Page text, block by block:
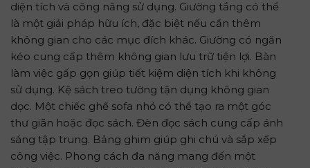
diện tích và công năng sử dụng. Giường tầng có thể
là một giải pháp hữu ích, đặc biệt nếu cần thêm
không gian cho các mục đích khác. Giường có ngăn
kéo cung cấp thêm không gian lưu trữ tiện lợi. Bàn
làm việc gấp gọn giúp tiết kiệm diện tích khi không
sử dụng. Kệ sách treo tường tận dụng không gian
dọc. Một chiếc ghế sofa nhỏ có thể tạo ra một góc
thư giãn hoặc đọc sách. Đèn đọc sách cung cấp ánh
sáng tập trung. Bảng ghim giúp ghi chú và sắp xếp
công việc. Phong cách đa năng mang đến một